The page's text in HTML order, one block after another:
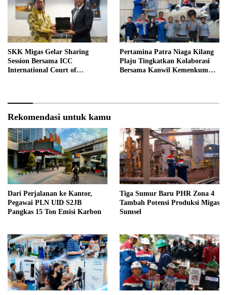
SKK Migas Gelar Sharing
Session Bersama ICC
International Court of
Pertamina Patra Niaga Kilang
Plaju Tingkatkan Kolaborasi
Bersama Kanwil Kemenkum
Rekomendasi untuk kamu
Dari Perjalanan ke Kantor,
Pegawai PLN UID S2JB
Pangkas 15 Ton Emisi Karbon
Tiga Sumur Baru PHR Zona 4
Tambah Potensi Produksi Migas
Sumsel